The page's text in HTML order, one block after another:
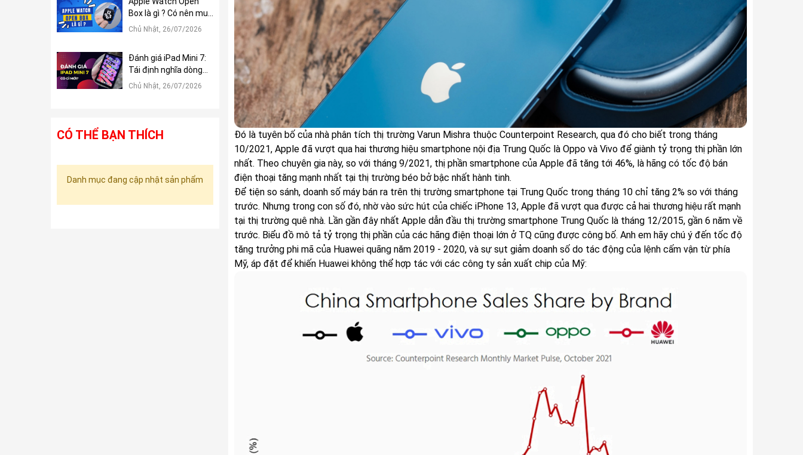
Đó là tuyên bố của nhà phân tích thị trường Varun Mishra thuộc Counterpoint Research, qua đó cho biết trong tháng
10/2021, Apple đã vượt qua hai thương hiệu smartphone nội địa Trung Quốc là Oppo và Vivo để giành tỷ trọng thị phần lớn
nhất. Theo chuyên gia này, so với tháng 9/2021, thị phần smartphone của Apple đã tăng tới 46%, là hãng có tốc độ bán
điện thoại tăng mạnh nhất tại thị trường béo bở bậc nhất hành tinh.
Để tiện so sánh, doanh số máy bán ra trên thị trường smartphone tại Trung Quốc trong tháng 10 chỉ tăng 2% so với tháng
trước. Nhưng trong con số đó, nhờ vào sức hút của chiếc iPhone 13, Apple đã vượt qua được cả hai thương hiệu rất mạnh
tại thị trường quê nhà. Lần gần đây nhất Apple dẫn đầu thị trường smartphone Trung Quốc là tháng 12/2015, gần 6 năm về
trước. Biểu đồ mô tả tỷ trọng thị phần của các hãng điện thoại lớn ở TQ cũng được công bố. Anh em hãy chú ý đến tốc độ
tăng trưởng phi mã của Huawei quãng năm 2019 - 2020, và sự sụt giảm doanh số do tác động của lệnh cấm vận từ phía
Mỹ, áp đặt để khiến Huawei không thể hợp tác với các công ty sản xuất chip của Mỹ:
Box là gì ? Có nên mua
?
Chủ Nhật, 26/07/2026
Đánh giá iPad Mini 7:
Tái định nghĩa dòng
iPad Mini
Chủ Nhật, 26/07/2026
CÓ THỂ BẠN THÍCH
Danh mục đang cập nhật sản phẩm